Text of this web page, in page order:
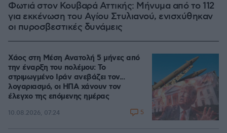
Φωτιά στον Κουβαρά Αττικής: Μήνυμα από το 112
για εκκένωση του Αγίου Στυλιανού, ενισχύθηκαν
οι πυροσβεστικές δυνάμεις
Χάος στη Μέση Ανατολή 5 μήνες από
την έναρξη του πολέμου: Το
στριμωγμένο Ιράν ανεβάζει τον...
λογαριασμό, οι ΗΠΑ χάνουν τον
έλεγχο της επόμενης ημέρας
10.08.2026, 07:24 5